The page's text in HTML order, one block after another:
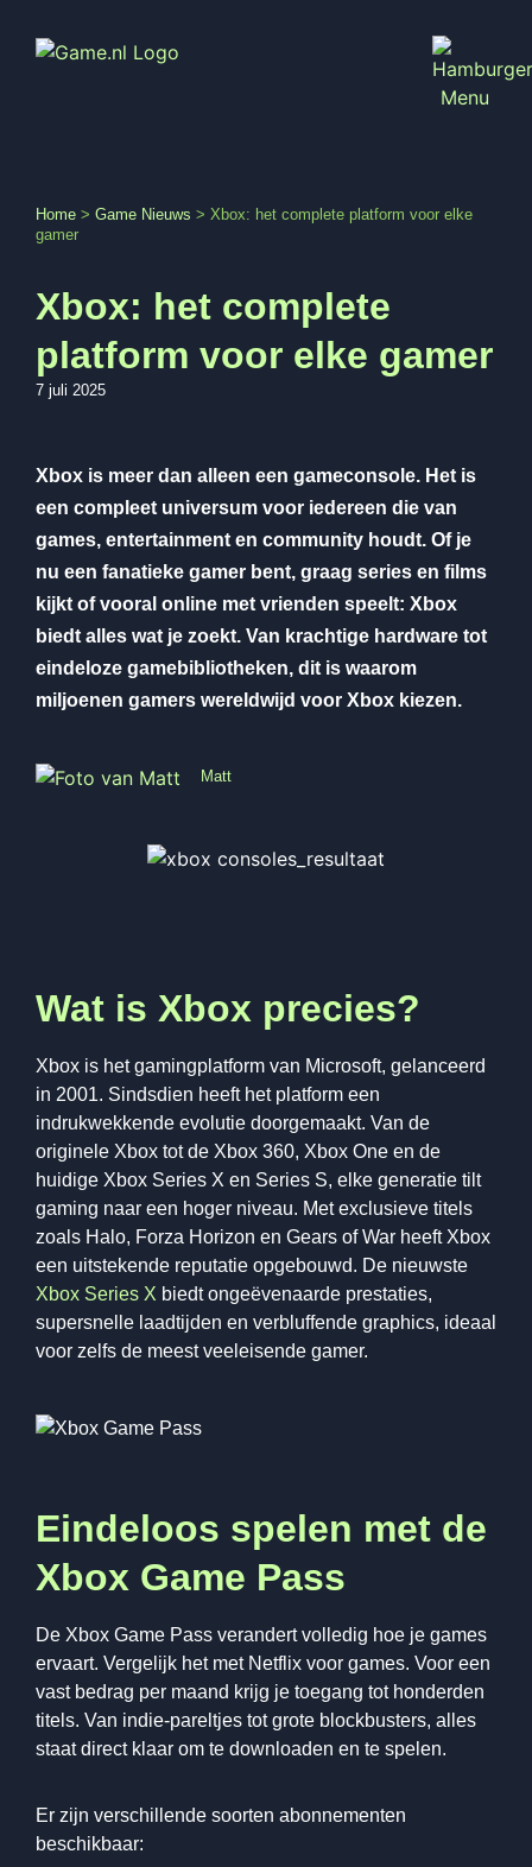
Home > Game Nieuws > Xbox: het complete platform voor elke
gamer
Xbox: het complete
platform voor elke gamer
7 juli 2025
Xbox is meer dan alleen een gameconsole. Het is
een compleet universum voor iedereen die van
games, entertainment en community houdt. Of je
nu een fanatieke gamer bent, graag series en films
kijkt of vooral online met vrienden speelt: Xbox
biedt alles wat je zoekt. Van krachtige hardware tot
eindeloze gamebibliotheken, dit is waarom
miljoenen gamers wereldwijd voor Xbox kiezen.
Matt
Wat is Xbox precies?
Xbox is het gamingplatform van Microsoft, gelanceerd
in 2001. Sindsdien heeft het platform een
indrukwekkende evolutie doorgemaakt. Van de
originele Xbox tot de Xbox 360, Xbox One en de
huidige Xbox Series X en Series S, elke generatie tilt
gaming naar een hoger niveau. Met exclusieve titels
zoals Halo, Forza Horizon en Gears of War heeft Xbox
een uitstekende reputatie opgebouwd. De nieuwste
Xbox Series X biedt ongeëvenaarde prestaties,
supersnelle laadtijden en verbluffende graphics, ideaal
voor zelfs de meest veeleisende gamer.
Eindeloos spelen met de
Xbox Game Pass
De Xbox Game Pass verandert volledig hoe je games
ervaart. Vergelijk het met Netflix voor games. Voor een
vast bedrag per maand krijg je toegang tot honderden
titels. Van indie-pareltjes tot grote blockbusters, alles
staat direct klaar om te downloaden en te spelen.
Er zijn verschillende soorten abonnementen
beschikbaar: